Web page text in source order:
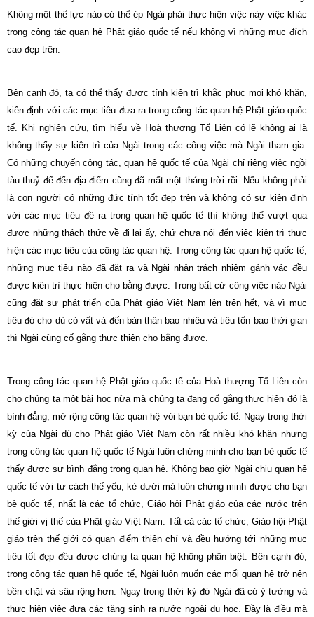
Không một thế lực nào có thể ép Ngài phải thực hiện việc này việc khác
trong công tác quan hệ Phật giáo quốc tế nếu không vì những mục đích
cao đẹp trên.
Bên cạnh đó, ta có thể thấy được tính kiên trì khắc phục mọi khó khăn,
kiên định với các mục tiêu đưa ra trong công tác quan hệ Phật giáo quốc
tế. Khi nghiên cứu, tìm hiểu về Hoà thượng Tố Liên có lẽ không ai là
không thấy sự kiên trì của Ngài trong các công việc mà Ngài tham gia.
Có những chuyến công tác, quan hệ quốc tế của Ngài chỉ riêng việc ngồi
tàu thuỷ để đến địa điểm cũng đã mất một tháng trời rồi. Nếu không phải
là con người có những đức tính tốt đẹp trên và không có sự kiên định
với các mục tiêu đề ra trong quan hệ quốc tế thì không thể vượt qua
được những thách thức về đi lại ấy, chứ chưa nói đến việc kiên trì thực
hiện các mục tiêu của công tác quan hệ. Trong công tác quan hệ quốc tế,
những mục tiêu nào đã đặt ra và Ngài nhận trách nhiệm gánh vác đều
được kiên trì thực hiện cho bằng được. Trong bất cứ công việc nào Ngài
cũng đặt sự phát triển của Phật giáo Việt Nam lên trên hết, và vì mục
tiêu đó cho dù có vất vả đến bản thân bao nhiêu và tiêu tốn bao thời gian
thì Ngài cũng cố gắng thực thiện cho bằng được.
Trong công tác quan hệ Phật giáo quốc tế của Hoà thượng Tố Liên còn
cho chúng ta một bài học nữa mà chúng ta đang cố gắng thực hiện đó là
bình đẳng, mở rộng công tác quan hệ vói bạn bè quốc tế. Ngay trong thời
kỳ của Ngài dù cho Phật giáo Vịêt Nam còn rất nhiều khó khăn nhưng
trong công tác quan hệ quốc tế Ngài luôn chứng minh cho bạn bè quốc tế
thấy được sự bình đẳng trong quan hệ. Không bao giờ Ngài chịu quan hệ
quốc tế với tư cách thế yếu, kẻ dưới mà luôn chứng minh được cho bạn
bè quốc tế, nhất là các tổ chức, Giáo hội Phật giáo của các nước trên
thế giới vị thế của Phật giáo Việt Nam. Tất cả các tổ chức, Giáo hội Phật
giáo trên thế giới có quan điểm thiện chí và đều hướng tới những mục
tiêu tốt đẹp đều được chúng ta quan hệ không phân biệt. Bên cạnh đó,
trong công tác quan hệ quốc tế, Ngài luôn muốn các mối quan hệ trở nên
bền chặt và sâu rộng hơn. Ngay trong thời kỳ đó Ngài đã có ý tưởng và
thực hiện việc đưa các tăng sinh ra nước ngoài du học. Đầy là điều mà